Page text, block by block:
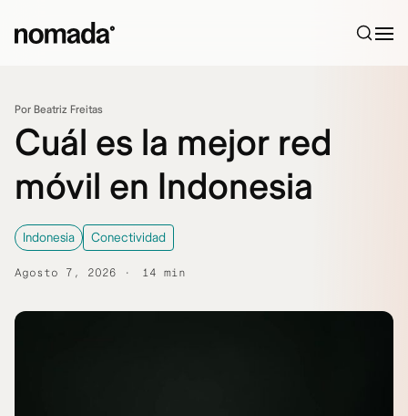
Por Beatriz Freitas
Cuál es la mejor red
móvil en Indonesia
Indonesia Conectividad
Agosto 7, 2026 14 min